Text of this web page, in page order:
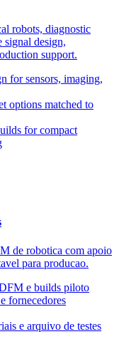
robots, diagnostic
signal design,
support.
for sensors, imaging,
options matched to
for compact
de robotica com apoio
para producao.
e builds piloto
fornecedores
e arquivo de testes